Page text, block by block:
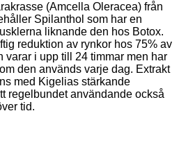
(Amcella Oleracea) från
Spilanthol som har en
liknande den hos Botox.
reduktion av rynkor hos 75% av
varar i upp till 24 timmar men har
den används varje dag. Extrakt
med Kigelias stärkande
regelbundet användande också
tid.